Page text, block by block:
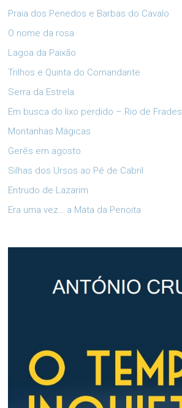
Praia dos Penedos e Barbas do Cavalo
O nome da rosa
Lagoa da Paixão
Trilhos e Quinta do Comandante
Serra da Estrela
Em busca do lixo perdido – Rio de Frades
Montanhas Mágicas
Gerês em agosto
Silhas dos Ursos ao Pé de Cabril
Entrudo de Lazarim
Era uma vez… a Mata da Penoita